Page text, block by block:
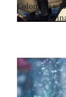
Colombia y
Gabinete